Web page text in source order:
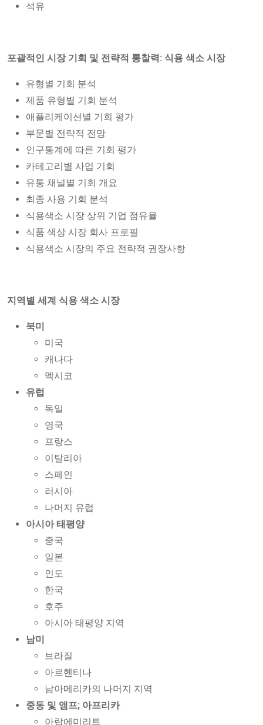
석유
포괄적인 시장 기회 및 전략적 통찰력: 식용 색소 시장
유형별 기회 분석
제품 유형별 기회 분석
애플리케이션별 기회 평가
부문별 전략적 전망
인구통계에 따른 기회 평가
카테고리별 사업 기회
유통 채널별 기회 개요
최종 사용 기회 분석
식용색소 시장 상위 기업 점유율
식품 색상 시장 회사 프로필
식용색소 시장의 주요 전략적 권장사항
지역별 세계 식용 색소 시장
북미
미국
캐나다
멕시코
유럽
독일
영국
프랑스
이탈리아
스페인
러시아
나머지 유럽
아시아 태평양
중국
일본
인도
한국
호주
아시아 태평양 지역
남미
브라질
아르헨티나
남아메리카의 나머지 지역
중동 및 앰프; 아프리카
아랍에미리트